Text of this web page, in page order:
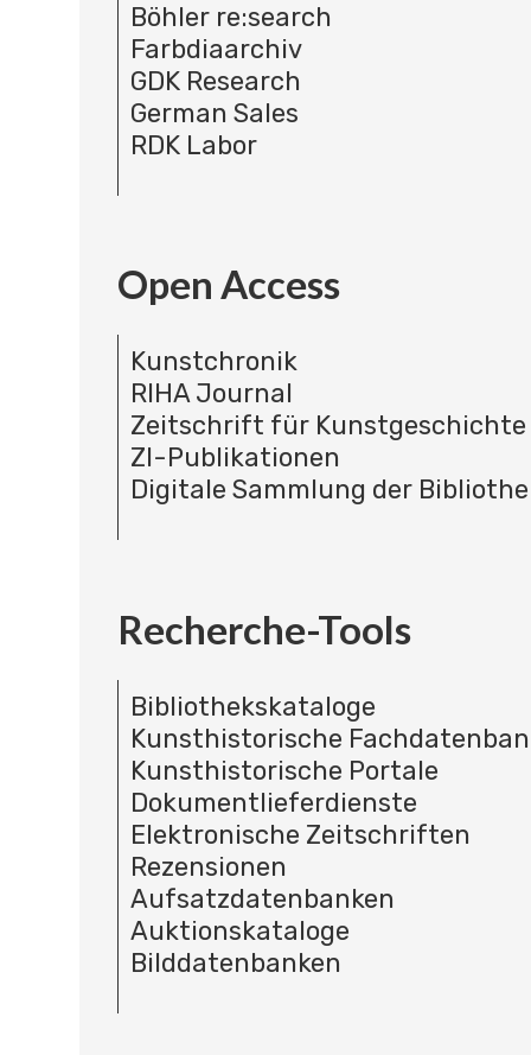
Böhler re:search
Farbdiaarchiv
GDK Research
German Sales
RDK Labor
Open Access
Kunstchronik
RIHA Journal
Zeitschrift für Kunstgeschichte
ZI-Publikationen
Digitale Sammlung der
Recherche-Tools
Bibliothekskataloge
Kunsthistorische
Kunsthistorische Portale
Dokumentlieferdienste
Elektronische Zeitschriften
Rezensionen
Aufsatzdatenbanken
Auktionskataloge
Bilddatenbanken